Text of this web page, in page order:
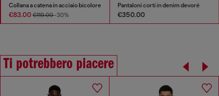
Collana a catena in acciaio bicolore
€83.00€119.00-30%
Pantaloni corti in denim devoré
€350.00
Ti potrebbero piacere